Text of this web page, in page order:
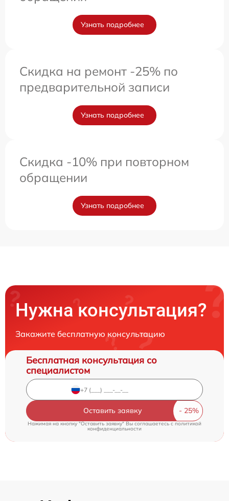
Узнать подробнее
Скидка на ремонт -25% по
предварительной записи
Узнать подробнее
Скидка -10% при повторном
обращении
Узнать подробнее
Нужна консультация?
Закажите бесплатную консультацию
Бесплатная консультация со
специалистом
Оставить заявку
Нажимая на кнопку "Оставить заявку" Вы соглашаетесь c политикой
конфиденциальности